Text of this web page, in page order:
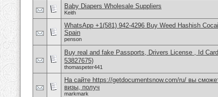
Baby Diapers Wholesale Suppliers
Keith
WhatsApp +1(581) 942-4296 Buy Weed Hashish
Spain
penson
Buy real and fake Passports, Drivers License , Id
53827675)
thomaspeter441
На сайте https://getdocumentsnow.com/ru/ вы
визы, получ
markmark